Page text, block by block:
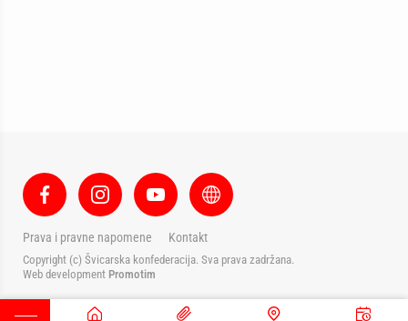
Prava i pravne napomene Kontakt
Copyright (c) Švicarska konfederacija. Sva prava zadržana.
Web development Promotim